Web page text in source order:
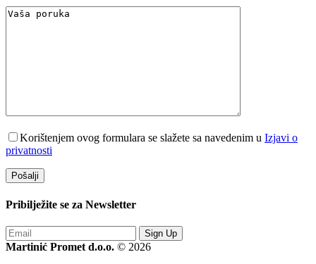
Korištenjem ovog formulara se slažete sa navedenim u Izjavi o
privatnosti
Pribilježite se za Newsletter
Sign Up
Martinić Promet d.o.o. © 2026